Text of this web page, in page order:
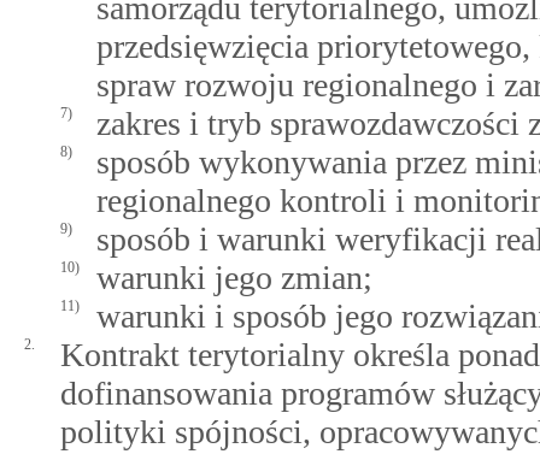
samorządu terytorialnego,
przedsięwzięcia
spraw rozwoju regionalnego i
7) zakres i tryb sprawozdawczości
8)
sposób wykonywania przez
regionalnego kontroli i
9) sposób i warunki weryfikacji
10) warunki jego zmian;
11) warunki i sposób jego
2.
Kontrakt terytorialny określa
dofinansowania programów
polityki spójności,